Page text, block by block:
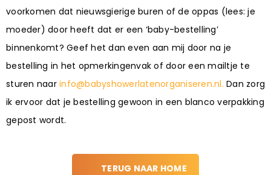
voorkomen dat nieuwsgierige buren of de oppas (lees: je
moeder) door heeft dat er een ‘baby-bestelling’
binnenkomt? Geef het dan even aan mij door na je
bestelling in het opmerkingenvak of door een mailtje te
sturen naar info@babyshowerlatenorganiseren.nl. Dan zorg
ik ervoor dat je bestelling gewoon in een blanco verpakking
gepost wordt.
TERUG NAAR HOME